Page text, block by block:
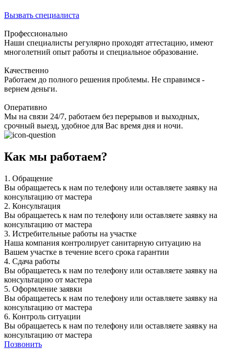
Вызвать специалиста
Профессионально
Наши специалисты регулярно проходят аттестацию, имеют
многолетний опыт работы и специальное образование.
Качественно
Работаем до полного решения проблемы. Не справимся -
вернем деньги.
Оперативно
Мы на связи 24/7, работаем без перерывов и выходных,
срочный выезд, удобное для Вас время дня и ночи.
Как мы работаем?
1. Обращение
Вы обращаетесь к нам по телефону или оставляете заявку на
консультацию от мастера
2. Консультация
Вы обращаетесь к нам по телефону или оставляете заявку на
консультацию от мастера
3. Истребительные работы на участке
Наша компания контролирует санитарную ситуацию на
Вашем участке в течение всего срока гарантии
4. Сдача работы
Вы обращаетесь к нам по телефону или оставляете заявку на
консультацию от мастера
5. Оформление заявки
Вы обращаетесь к нам по телефону или оставляете заявку на
консультацию от мастера
6. Контроль ситуации
Вы обращаетесь к нам по телефону или оставляете заявку на
консультацию от мастера
Позвонить